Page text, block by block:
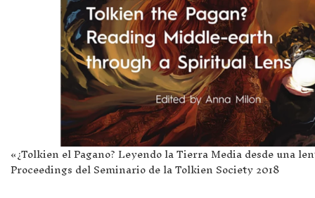
«¿Tolkien el Pagano? Leyendo la Tierra Media desde una
Proceedings del Seminario de la Tolkien Society 2018